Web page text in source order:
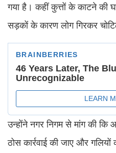
गया है। कहीं कुत्तों के काटने की
सड़कों के कारण लोग गिरकर
उन्होंने नगर निगम से मांग की कि
ठोस कार्रवाई की जाए और